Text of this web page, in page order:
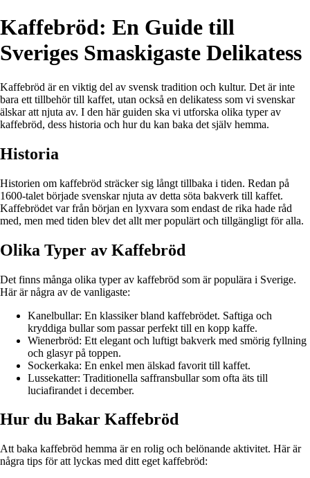
Kaffebröd: En Guide till
Sveriges Smaskigaste Delikatess
Kaffebröd är en viktig del av svensk tradition och kultur. Det är inte
bara ett tillbehör till kaffet, utan också en delikatess som vi svenskar
älskar att njuta av. I den här guiden ska vi utforska olika typer av
kaffebröd, dess historia och hur du kan baka det själv hemma.
Historia
Historien om kaffebröd sträcker sig långt tillbaka i tiden. Redan på
1600-talet började svenskar njuta av detta söta bakverk till kaffet.
Kaffebrödet var från början en lyxvara som endast de rika hade råd
med, men med tiden blev det allt mer populärt och tillgängligt för alla.
Olika Typer av Kaffebröd
Det finns många olika typer av kaffebröd som är populära i Sverige.
Här är några av de vanligaste:
Kanelbullar: En klassiker bland kaffebrödet. Saftiga och
kryddiga bullar som passar perfekt till en kopp kaffe.
Wienerbröd: Ett elegant och luftigt bakverk med smörig fyllning
och glasyr på toppen.
Sockerkaka: En enkel men älskad favorit till kaffet.
Lussekatter: Traditionella saffransbullar som ofta äts till
luciafirandet i december.
Hur du Bakar Kaffebröd
Att baka kaffebröd hemma är en rolig och belönande aktivitet. Här är
några tips för att lyckas med ditt eget kaffebröd: